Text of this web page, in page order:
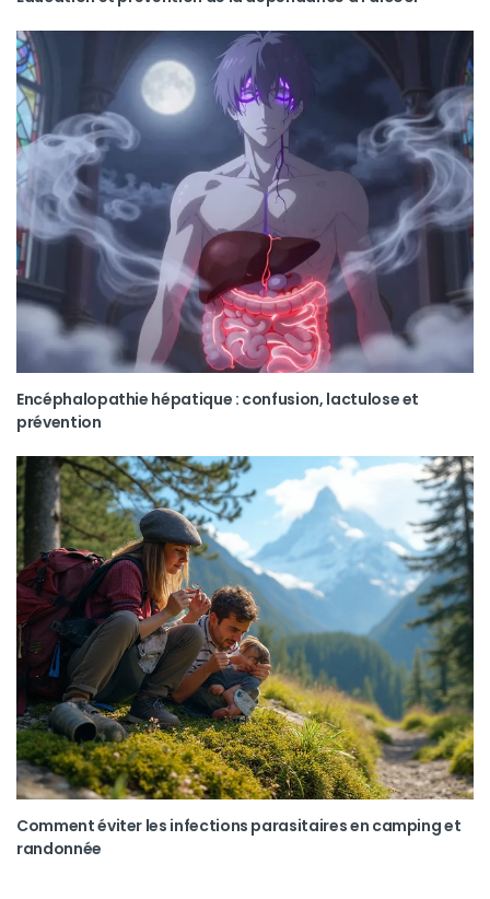
Encéphalopathie hépatique : confusion, lactulose et
prévention
Comment éviter les infections parasitaires en camping et
randonnée